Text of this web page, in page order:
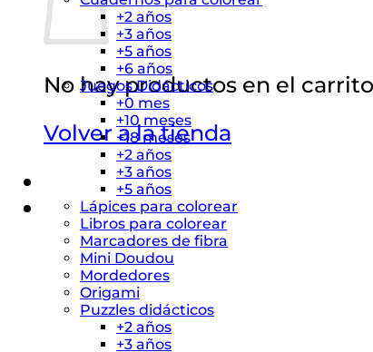
No hay productos en el
Volver a la tienda
+2 años
+3 años
+5 años
+6 años
Juegos Didácticos
+0 mes
+10 meses
+18 meses
+2 años
+3 años
+5 años
Lápices para colorear
Libros para colorear
Marcadores de fibra
Mini Doudou
Mordedores
Origami
Puzzles didácticos
+2 años
+3 años